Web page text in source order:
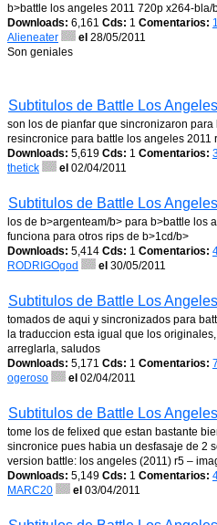
b>battle los angeles 2011 720p x264-
Downloads: 6,161 Cds: 1 Comentarios:
Alieneater
el 28/05/2011
Son geniales
Subtitulos de Battle Los
son los de pianfar que sincronizaron
resincronice para battle los angeles 2011
Downloads: 5,619 Cds: 1 Comentarios:
thetick
el 02/04/2011
Subtitulos de Battle Los
los de b>argenteam/b> para b>battle los
funciona para otros rips de b>1cd/b>
Downloads: 5,414 Cds: 1 Comentarios:
RODRIGOgod
el 30/05/2011
Subtitulos de Battle Los
tomados de aqui y sincronizados para
la traduccion esta igual que los
arreglarla, saludos
Downloads: 5,171 Cds: 1 Comentarios: 7
ogeroso
el 02/04/2011
Subtitulos de Battle Los
tome los de felixed que estan bastante
sincronice pues habia un desfasaje de 2
version battle: los angeles (2011) r5 –
Downloads: 5,149 Cds: 1 Comentarios:
MARC20
el 03/04/2011